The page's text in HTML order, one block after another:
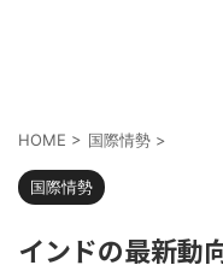
HOME > 国際情勢 >
国際情勢
インドの最新動